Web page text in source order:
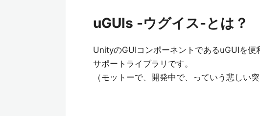
uGUIs -ウグイス-とは？
UnityのGUIコンポーネントであるuGUIを
サポートライブラリです。
（モットーで、開発中で、っていう悲しい